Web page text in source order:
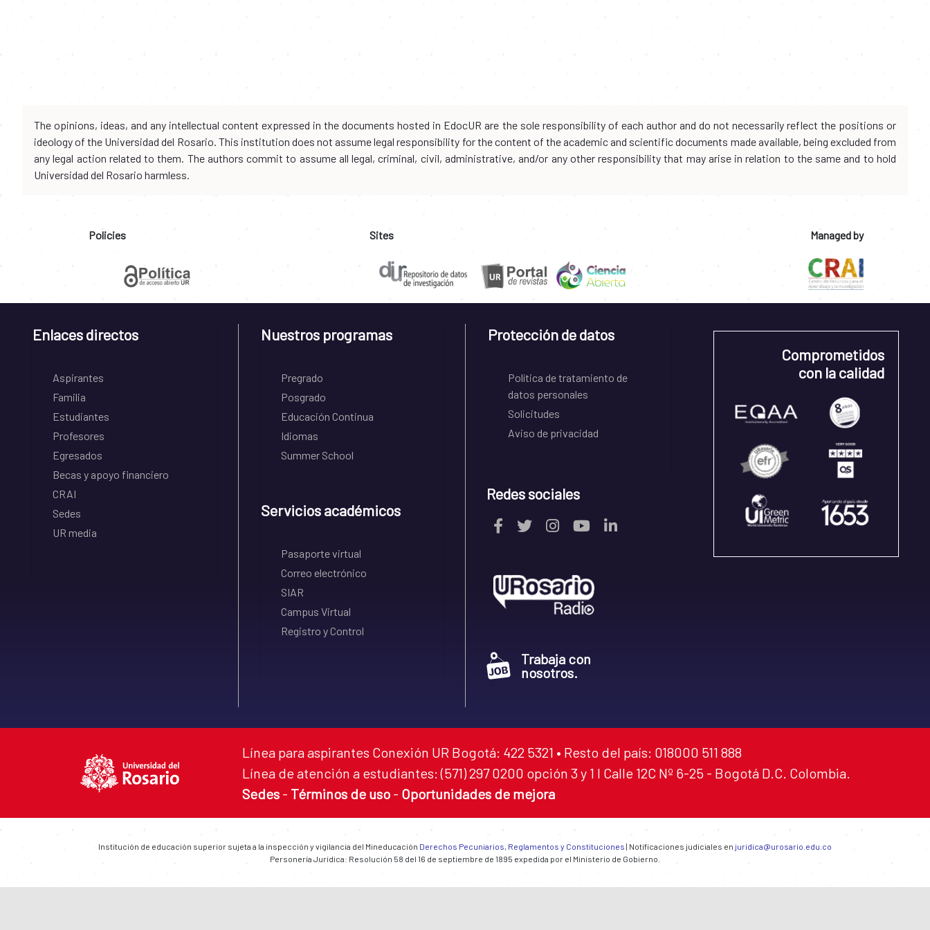
The opinions, ideas, and any intellectual content expressed in the documents hosted in EdocUR are the sole responsibility of each author and do not necessarily reflect the positions or
ideology of the Universidad del Rosario. This institution does not assume legal responsibility for the content of the academic and scientific documents made available, being excluded from
any legal action related to them. The authors commit to assume all legal, criminal, civil, administrative, and/or any other responsibility that may arise in relation to the same and to hold
Universidad del Rosario harmless.
Policies Sites Managed by
Enlaces directos
Aspirantes
Familia
Estudiantes
Profesores
Egresados
Becas y apoyo financiero
CRAI
Sedes
UR media
Nuestros programas
Pregrado
Posgrado
Educación Continua
Idiomas
Summer School
Servicios académicos
Pasaporte virtual
Correo electrónico
SIAR
Campus Virtual
Registro y Control
Protección de datos
Política de tratamiento de
datos personales
Solicitudes
Aviso de privacidad
Redes sociales
Trabaja con
nosotros.
Comprometidos
con la calidad
Línea para aspirantes Conexión UR Bogotá: 422 5321 • Resto del país: 018000 511 888
Línea de atención a estudiantes: (571) 297 0200 opción 3 y 1 I Calle 12C Nº 6-25 - Bogotá D.C. Colombia.
Sedes - Términos de uso - Oportunidades de mejora
Institución de educación superior sujeta a la inspección y vigilancia del Mineducación Derechos Pecuniarios, Reglamentos y Constituciones | Notificaciones judiciales en juridica@urosario.edu.co
Personería Jurídica: Resolución 58 del 16 de septiembre de 1895 expedida por el Ministerio de Gobierno.